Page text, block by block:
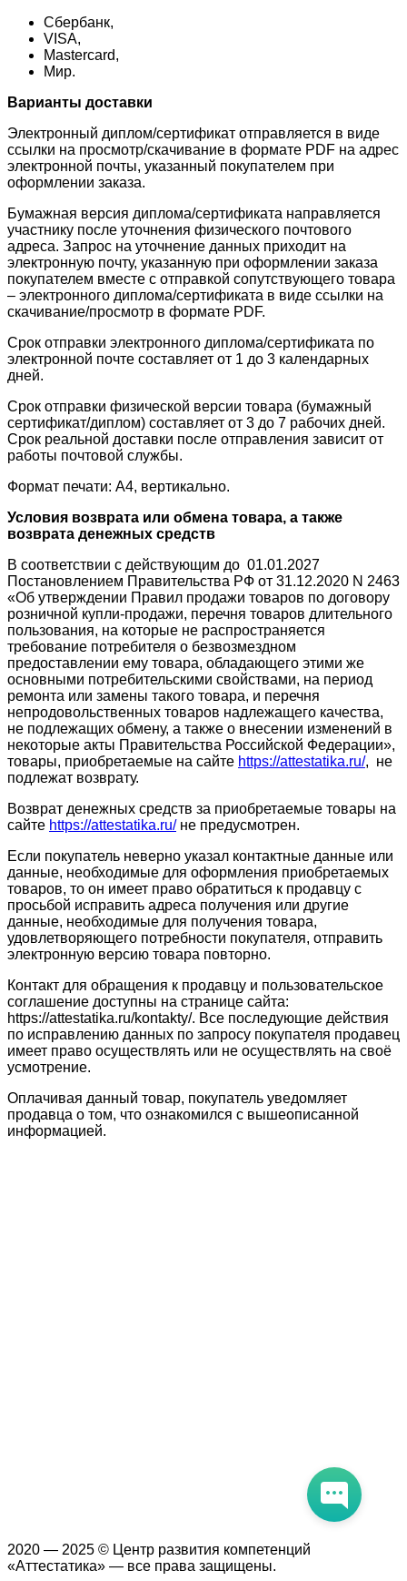
Сбербанк,
VISA,
Mastercard,
Мир.
Варианты доставки
Электронный диплом/сертификат отправляется в виде
ссылки на просмотр/скачивание в формате PDF на адрес
электронной почты, указанный покупателем при
оформлении заказа.
Бумажная версия диплома/сертификата направляется
участнику после уточнения физического почтового
адреса. Запрос на уточнение данных приходит на
электронную почту, указанную при оформлении заказа
покупателем вместе с отправкой сопутствующего товара
– электронного диплома/сертификата в виде ссылки на
скачивание/просмотр в формате PDF.
Срок отправки электронного диплома/сертификата по
электронной почте составляет от 1 до 3 календарных
дней.
Срок отправки физической версии товара (бумажный
сертификат/диплом) составляет от 3 до 7 рабочих дней.
Срок реальной доставки после отправления зависит от
работы почтовой службы.
Формат печати: А4, вертикально.
Условия возврата или обмена товара, а также
возврата денежных средств
В соответствии с действующим до 01.01.2027
Постановлением Правительства РФ от 31.12.2020 N 2463
«Об утверждении Правил продажи товаров по договору
розничной купли-продажи, перечня товаров длительного
пользования, на которые не распространяется
требование потребителя о безвозмездном
предоставлении ему товара, обладающего этими же
основными потребительскими свойствами, на период
ремонта или замены такого товара, и перечня
непродовольственных товаров надлежащего качества,
не подлежащих обмену, а также о внесении изменений в
некоторые акты Правительства Российской Федерации»,
товары, приобретаемые на сайте https://attestatika.ru/, не
подлежат возврату.
Возврат денежных средств за приобретаемые товары на
сайте https://attestatika.ru/не предусмотрен.
Если покупатель неверно указал контактные данные или
данные, необходимые для оформления приобретаемых
товаров, то он имеет право обратиться к продавцу с
просьбой исправить адреса получения или другие
данные, необходимые для получения товара,
удовлетворяющего потребности покупателя, отправить
электронную версию товара повторно.
Контакт для обращения к продавцу и пользовательское
соглашение доступны на странице сайта:
https://attestatika.ru/kontakty/. Все последующие действия
по исправлению данных по запросу покупателя продавец
имеет право осуществлять или не осуществлять на своё
усмотрение.
Оплачивая данный товар, покупатель уведомляет
продавца о том, что ознакомился с вышеописанной
информацией.
Лицензия на образовательную деятельность Л035-01247-
2020 — 2025 © Центр развития компетенций
«Аттестатика» — все права защищены.